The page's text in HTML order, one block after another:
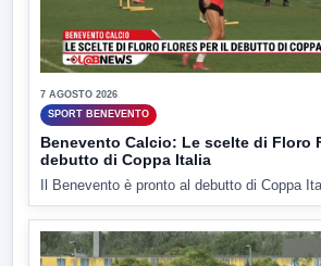
7 AGOSTO 2026
SPORT BENEVENTO
Benevento Calcio: Le scelte di Floro
debutto di Coppa Italia
Il Benevento è pronto al debutto di Coppa